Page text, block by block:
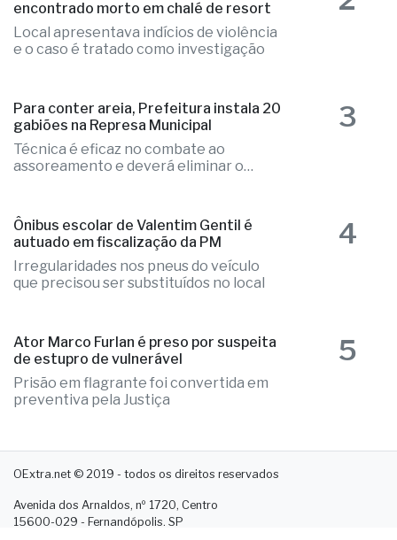
encontrado morto em chalé de resort
Local apresentava indícios de violência
e o caso é tratado como investigação
Para conter areia, Prefeitura instala 20
gabiões na Represa Municipal
Técnica é eficaz no combate ao
assoreamento e deverá eliminar o
3
Ônibus escolar de Valentim Gentil é
autuado em fiscalização da PM
Irregularidades nos pneus do veículo
que precisou ser substituídos no local
4
Ator Marco Furlan é preso por suspeita
de estupro de vulnerável
Prisão em flagrante foi convertida em
preventiva pela Justiça
5
OExtra.net © 2019 - todos os direitos reservados
Avenida dos Arnaldos, nº 1720, Centro
15600-029 - Fernandópolis. SP